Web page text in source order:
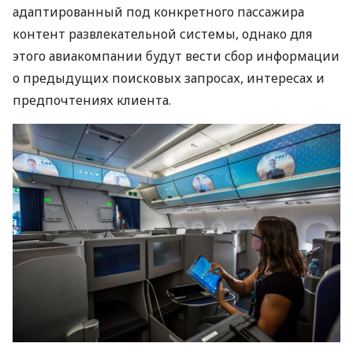
адаптированный под конкретного пассажира
контент развлекательной системы, однако для
этого авиакомпании будут вести сбор информации
о предыдущих поисковых запросах, интересах и
предпочтениях клиента.